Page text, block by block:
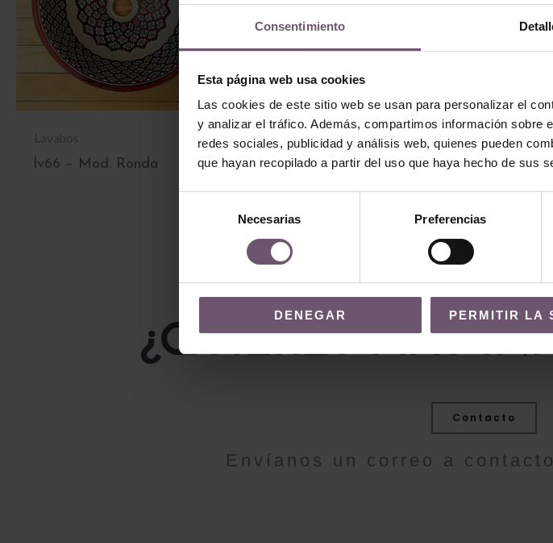
Consentimiento
Esta página web usa cookies
Las cookies de este sitio web se usan para personalizar el
y analizar el tráfico. Además, compartimos información sobre
redes sociales, publicidad y análisis web, quienes pueden
que hayan recopilado a partir del uso que haya hecho de sus
consentimiento
Necesarias Preferencias
DENEGAR PERMITIR LA
lv66 – Mod. Ronda
Lavabos
lv31 – Mod. Cabra
LEER MÁS
Lavabos
lv68
¿QUIERES MÁS
Contacto
Envíanos un correo a